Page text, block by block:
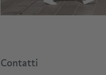
Contatti